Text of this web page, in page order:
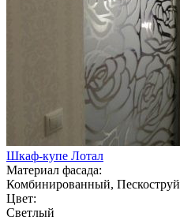
Шкаф-купе Лотал
Материал фасада:
Комбинированный, Пескоструй
Цвет:
Светлый